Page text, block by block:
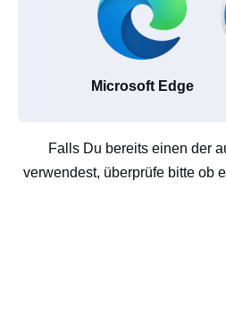
Microsoft Edge
Falls Du bereits einen der
verwendest, überprüfe bitte ob